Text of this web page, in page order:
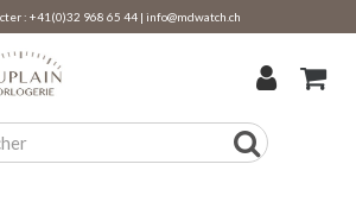
: +41(0)32 968 65 44| info@mdwatch.ch